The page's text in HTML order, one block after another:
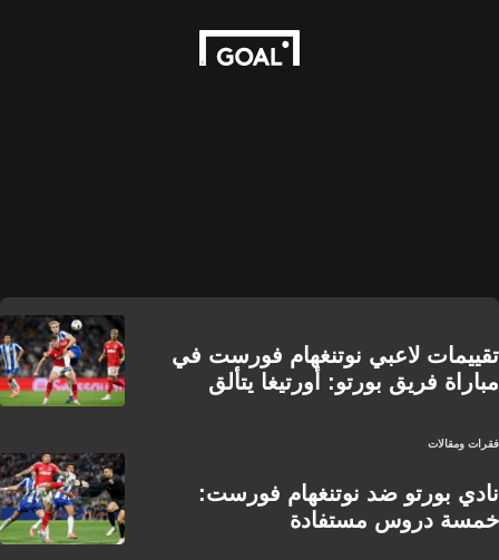
تقييمات لاعبي نوتنغهام فورست في
مباراة فريق بورتو: أورتيغا يتألق
فقرات ومقالات
نادي بورتو ضد نوتنغهام فورست:
خمسة دروس مستفادة